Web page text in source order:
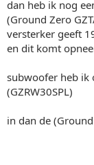
dan heb ik nog
(Ground Zero
versterker geeft
en dit komt
subwoofer heb ik
(GZRW30SPL)
in dan de